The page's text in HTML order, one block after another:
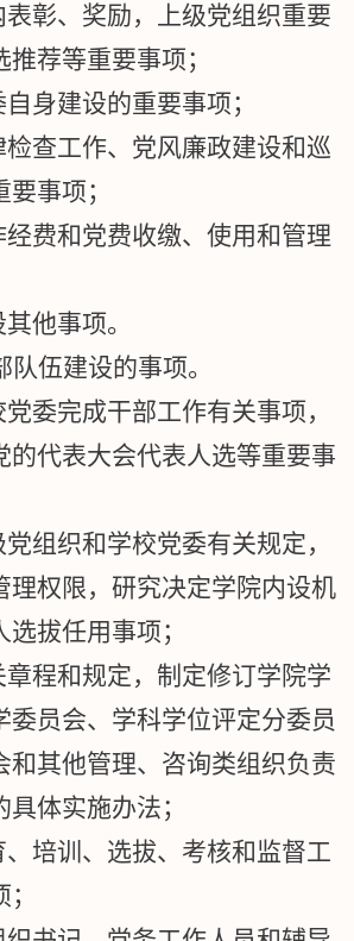
表彰、奖励，上级党组织重要
荐等重要事项；
身建设的重要事项；
检查工作、党风廉政建设和巡
事项；
经费和党费收缴、使用和管理
他事项。
队伍建设的事项。
委完成干部工作有关事项，
的代表大会代表人选等重要事
组织和学校党委有关规定，
理权限，研究决定学院内设机
拔任用事项；
章程和规定，制定修订学院学
委员会、学科学位评定分委员
和其他管理、咨询类组织负责
体实施办法；
、培训、选拔、考核和监督工